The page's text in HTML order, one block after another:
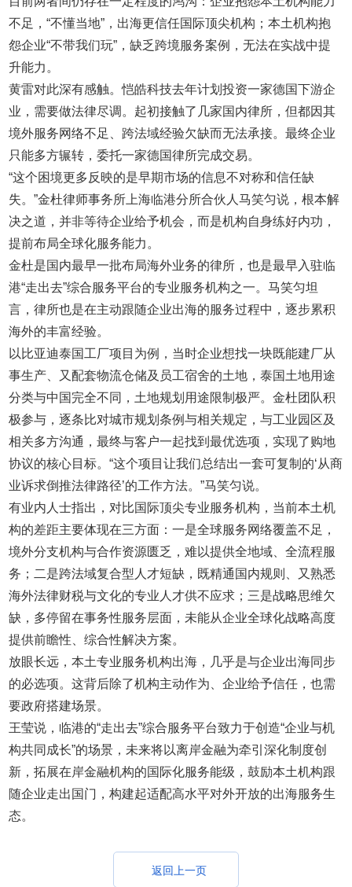
不足，“不懂当地”，出海更信任国际顶尖机构；本土机构抱
怨企业“不带我们玩”，缺乏跨境服务案例，无法在实战中提
升能力。
黄雷对此深有感触。恺皓科技去年计划投资一家德国下游企
业，需要做法律尽调。起初接触了几家国内律所，但都因其
境外服务网络不足、跨法域经验欠缺而无法承接。最终企业
只能多方辗转，委托一家德国律所完成交易。
“这个困境更多反映的是早期市场的信息不对称和信任缺
失。”金杜律师事务所上海临港分所合伙人马笑匀说，根本解
决之道，并非等待企业给予机会，而是机构自身练好内功，
提前布局全球化服务能力。
金杜是国内最早一批布局海外业务的律所，也是最早入驻临
港“走出去”综合服务平台的专业服务机构之一。马笑匀坦
言，律所也是在主动跟随企业出海的服务过程中，逐步累积
海外的丰富经验。
以比亚迪泰国工厂项目为例，当时企业想找一块既能建厂从
事生产、又配套物流仓储及员工宿舍的土地，泰国土地用途
分类与中国完全不同，土地规划用途限制极严。金杜团队积
极参与，逐条比对城市规划条例与相关规定，与工业园区及
相关多方沟通，最终与客户一起找到最优选项，实现了购地
协议的核心目标。“这个项目让我们总结出一套可复制的‘从商
业诉求倒推法律路径’的工作方法。”马笑匀说。
有业内人士指出，对比国际顶尖专业服务机构，当前本土机
构的差距主要体现在三方面：一是全球服务网络覆盖不足，
境外分支机构与合作资源匮乏，难以提供全地域、全流程服
务；二是跨法域复合型人才短缺，既精通国内规则、又熟悉
海外法律财税与文化的专业人才供不应求；三是战略思维欠
缺，多停留在事务性服务层面，未能从企业全球化战略高度
提供前瞻性、综合性解决方案。
放眼长远，本土专业服务机构出海，几乎是与企业出海同步
的必选项。这背后除了机构主动作为、企业给予信任，也需
要政府搭建场景。
王莹说，临港的“走出去”综合服务平台致力于创造“企业与机
构共同成长”的场景，未来将以离岸金融为牵引深化制度创
新，拓展在岸金融机构的国际化服务能级，鼓励本土机构跟
随企业走出国门，构建起适配高水平对外开放的出海服务生
态。
返回上一页